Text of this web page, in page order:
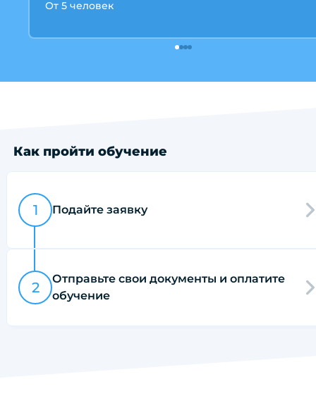
От 5 человек
Как пройти обучение
1 Подайте заявку
2
Отправьте свои документы и оплатите
обучение